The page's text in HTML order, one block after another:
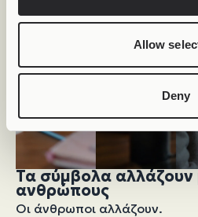
Allow
Deny
Τα σύμβολα αλλάζουν
ανθρώπους
Οι άνθρωποι αλλάζουν.